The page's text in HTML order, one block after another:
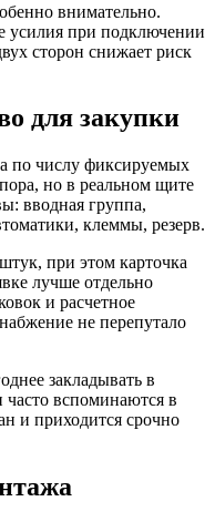
внимательно.
усилия при подключении
сторон снижает риск
для закупки
по числу фиксируемых
но в реальном щите
вводная группа,
клеммы, резерв.
при этом карточка
лучше отдельно
и расчетное
не перепутало
закладывать в
вспоминаются в
и приходится срочно